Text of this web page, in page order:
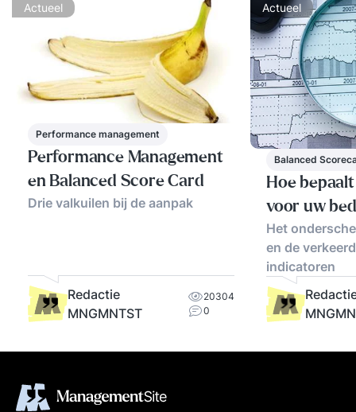
Actueel
Performance management
Performance Management
en Balanced Score Card
Drie valkuilen bij de aanpak
Redactie
MNGMNTST
20304
0
Actueel
Balanced
Hoe
voor uw
Het
en de
indicatoren